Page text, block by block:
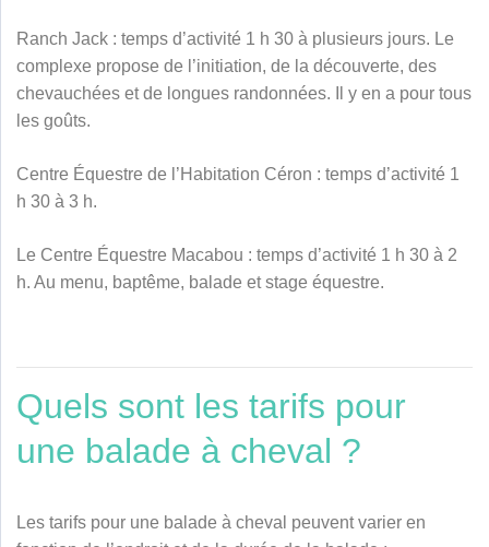
Ranch Jack : temps d’activité 1 h 30 à plusieurs jours. Le
complexe propose de l’initiation, de la découverte, des
chevauchées et de longues randonnées. Il y en a pour tous
les goûts.
Centre Équestre de l’Habitation Céron : temps d’activité 1
h 30 à 3 h.
Le Centre Équestre Macabou : temps d’activité 1 h 30 à 2
h. Au menu, baptême, balade et stage équestre.
Quels sont les tarifs pour
une balade à cheval ?
Les tarifs pour une balade à cheval peuvent varier en